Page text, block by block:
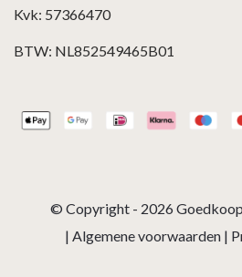
Kvk: 57366470
BTW: NL852549465B01
© Copyright - 2026
| Algemene voorwaarden|